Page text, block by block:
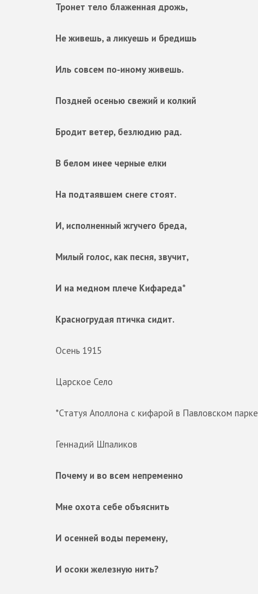
Тронет тело блаженная дрожь,
Не живешь, а ликуешь и бредишь
Иль совсем по-иному живешь.
Поздней осенью свежий и колкий
Бродит ветер, безлюдию рад.
В белом инее черные елки
На подтаявшем снеге стоят.
И, исполненный жгучего бреда,
Милый голос, как песня, звучит,
И на медном плече Кифареда*
Красногрудая птичка сидит.
Осень 1915
Царское Село
*Статуя Аполлона с кифарой в Павловском парке
Геннадий Шпаликов
Почему и во всем непременно
Мне охота себе объяснить
И осенней воды перемену,
И осоки железную нить?